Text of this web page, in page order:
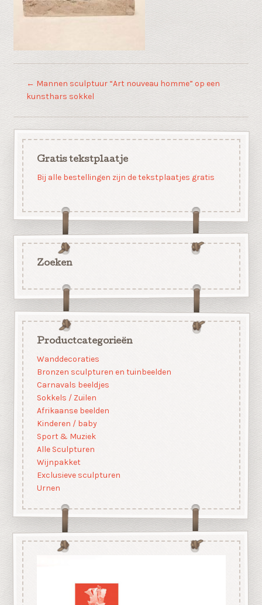
← Mannen sculptuur “Art nouveau homme” op een
kunsthars sokkel
Gratis tekstplaatje
Bij alle bestellingen zijn de tekstplaatjes gratis
Zoeken
Productcategorieën
Wanddecoraties
Bronzen sculpturen en tuinbeelden
Carnavals beeldjes
Sokkels / Zuilen
Afrikaanse beelden
Kinderen / baby
Sport & Muziek
Alle Sculpturen
Wijnpakket
Exclusieve sculpturen
Urnen